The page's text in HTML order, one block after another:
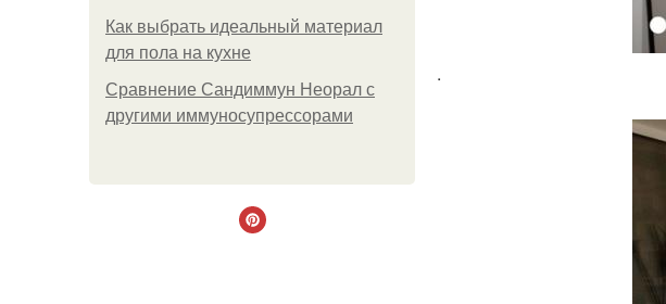
Как выбрать идеальный материал
для пола на кухне
Сравнение Сандиммун Неорал с
другими иммуносупрессорами
.